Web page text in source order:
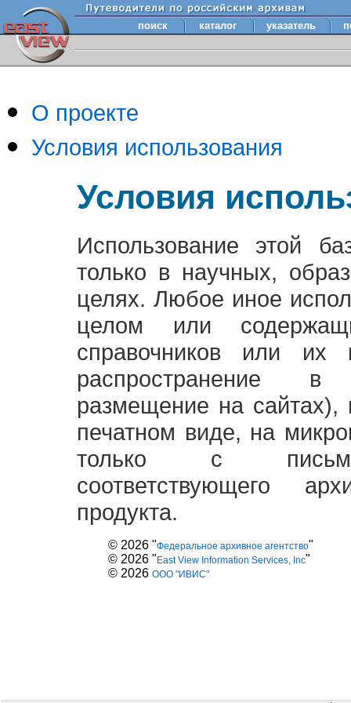
поиск каталог указатель
О проекте
Условия использования
Условия
Использование этой
только в научных,
целях. Любое иное
целом или
справочников или их
распространение
размещение на
печатном виде, на
только с
соответствующего
продукта.
© 2026 "Федеральное архивное агентство"
© 2026 " East View Information Services, Inc"
© 2026 ООО "ИВИС"